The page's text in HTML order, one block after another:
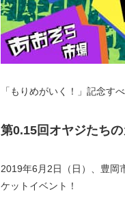
「もりめがいく！」記念す
第0.15回オヤジたち
2019年6月2日（日）、豊岡
ケットイベント！